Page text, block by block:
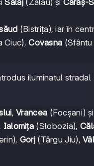
Sălaj(Zalău) și Caraș-
(Bistrița), iar în
Ciuc),Covasna (Sfântu
iluminatul stradal
,Vrancea (Focșani)
Ialomița (Slobozia),
Gorj(Târgu Jiu),